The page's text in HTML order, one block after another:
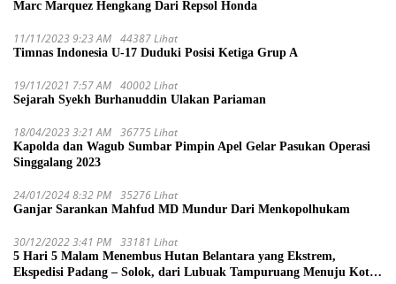
Marc Marquez Hengkang Dari Repsol Honda
11/11/2023 9:23 AM 44387 Lihat
Timnas Indonesia U-17 Duduki Posisi Ketiga Grup A
19/11/2021 7:57 AM 40002 Lihat
Sejarah Syekh Burhanuddin Ulakan Pariaman
18/04/2023 3:21 AM 36775 Lihat
Kapolda dan Wagub Sumbar Pimpin Apel Gelar Pasukan Operasi
Singgalang 2023
24/01/2024 8:32 PM 35276 Lihat
Ganjar Sarankan Mahfud MD Mundur Dari Menkopolhukam
30/12/2022 3:41 PM 33181 Lihat
5 Hari 5 Malam Menembus Hutan Belantara yang Ekstrem,
Ekspedisi Padang – Solok, dari Lubuak Tampuruang Menuju Koto